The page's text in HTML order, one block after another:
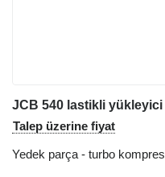
JCB 540 lastikli
Talep üzerine fiyat
Yedek parça - turbo